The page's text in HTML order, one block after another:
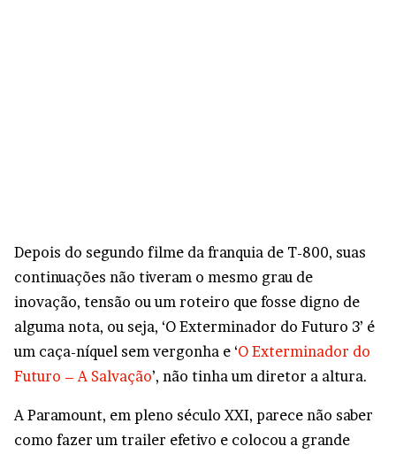
Depois do segundo filme da franquia de T-800, suas
continuações não tiveram o mesmo grau de
inovação, tensão ou um roteiro que fosse digno de
alguma nota, ou seja, ‘O Exterminador do Futuro 3’ é
um caça-níquel sem vergonha e ‘O Exterminador do
Futuro – A Salvação’, não tinha um diretor a altura.
A Paramount, em pleno século XXI, parece não saber
como fazer um trailer efetivo e colocou a grande